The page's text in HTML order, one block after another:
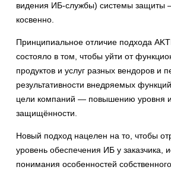
видения ИБ-службы) системы защиты
косвенно.
Принципиальное отличие подхода
состояло в том, чтобы уйти от
продуктов и услуг разных вендоров и
результативности внедряемых
цели компаний — повышению уровня
защищённости.
Новый подход нацелен на то, чтобы
уровень обеспечения ИБ у заказчика,
понимания особенностей